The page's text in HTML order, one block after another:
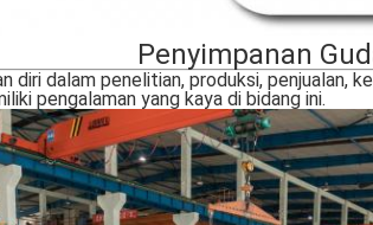
Penyimpanan
diri dalam penelitian, produksi, penjualan,
pengalaman yang kaya di bidang ini.